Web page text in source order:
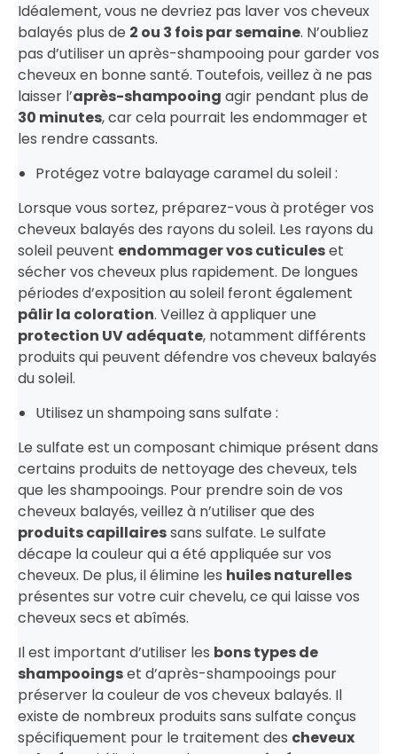
Idéalement, vous ne devriez pas laver vos cheveux
balayés plus de 2 ou 3 fois par semaine. N’oubliez
pas d’utiliser un après-shampooing pour garder vos
cheveux en bonne santé. Toutefois, veillez à ne pas
laisser l’après-shampooing agir pendant plus de
30 minutes, car cela pourrait les endommager et
les rendre cassants.
Protégez votre balayage caramel du soleil :
Lorsque vous sortez, préparez-vous à protéger vos
cheveux balayés des rayons du soleil. Les rayons du
soleil peuvent endommager vos cuticuleset
sécher vos cheveux plus rapidement. De longues
périodes d’exposition au soleil feront également
pâlir la coloration. Veillez à appliquer une
protection UV adéquate, notamment différents
produits qui peuvent défendre vos cheveux balayés
du soleil.
Utilisez un shampoing sans sulfate :
Le sulfate est un composant chimique présent dans
certains produits de nettoyage des cheveux, tels
que les shampooings. Pour prendre soin de vos
cheveux balayés, veillez à n’utiliser que des
produits capillairessans sulfate. Le sulfate
décape la couleur qui a été appliquée sur vos
cheveux. De plus, il élimine les huiles naturelles
présentes sur votre cuir chevelu, ce qui laisse vos
cheveux secs et abîmés.
Il est important d’utiliser les bons types de
shampooingset d’après-shampooings pour
préserver la couleur de vos cheveux balayés. Il
existe de nombreux produits sans sulfate conçus
spécifiquement pour le traitement des cheveux